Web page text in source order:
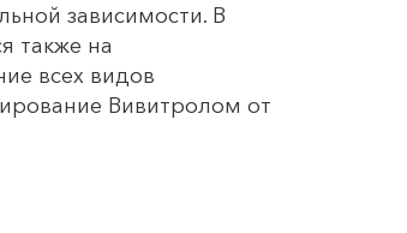
зависимости. В
также на
всех видов
Вивитролом от